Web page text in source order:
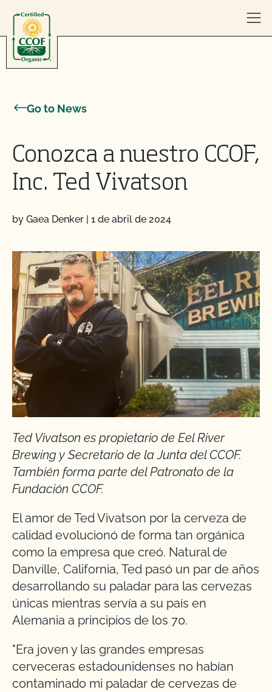
Go to News
Conozca a nuestro CCOF,
Inc. Ted Vivatson
by Gaea Denker | 1 de abril de 2024
Ted Vivatson es propietario de Eel River
Brewing y Secretario de la Junta del CCOF.
También forma parte del Patronato de la
Fundación CCOF.
El amor de Ted Vivatson por la cerveza de
calidad evolucionó de forma tan orgánica
como la empresa que creó. Natural de
Danville, California, Ted pasó un par de años
desarrollando su paladar para las cervezas
únicas mientras servía a su país en
Alemania a principios de los 70.
"Era joven y las grandes empresas
cerveceras estadounidenses no habían
contaminado mi paladar de cervezas de